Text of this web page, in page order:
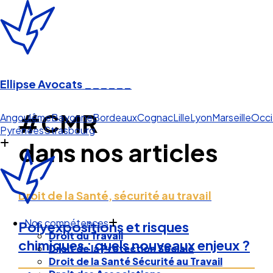
Ellipse Avocats
AngoulêmeBayonneBordeauxCognacLilleLyonMarseille
PyrénéesStrasbourg
Nos compétences
Droit du Travail
Droit de la Protection Sociale
Droit de la Santé Sécurité au Travail
#CMR
dans nos articles
Droit de la Santé, sécurité au travail
Polyexpositions et risques
chimiques : quels nouveaux enjeux ?